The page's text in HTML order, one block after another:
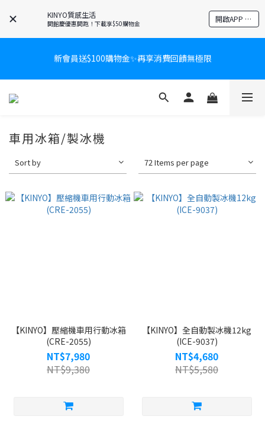
KINYO質感生活
開館慶優惠開跑！下載享$50購物金 開啟APP 享隱藏優惠
新會員送$100購物金✨再享消費回饋無極限
新會員送$100購物金✨再享消費回饋無極限
耳機🎀給爸爸一個驚喜大禮包
凍，熱感歸零！
車用冰箱/製冰機
Sort by 72 Items per page
【KINYO】壓縮機車用行動冰箱
(CRE-2055)
NT$7,980
NT$9,380
【KINYO】全自動製冰機12kg
(ICE-9037)
NT$4,680
NT$5,580